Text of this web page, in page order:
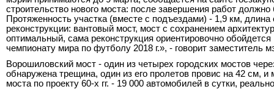
строительство нового моста: после завершения работ
Протяженность участка (вместе с подъездами) - 1,9 км, длина
реконструкции: вантовый мост, мост с сохранением
оптимальный, сама реконструкция ориентировочно
чемпионату мира по футболу 2018 г.», - говорит заместитель
Ворошиловский мост - один из четырех городских мостов
обнаружена трещина, один из его пролетов провис на 42 см, и
моста по проекту 60-х гг. - 19 000 автомобилей в сутки,